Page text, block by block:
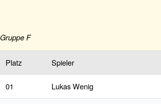
Gruppe F
Platz Spieler
01 Lukas Wenig